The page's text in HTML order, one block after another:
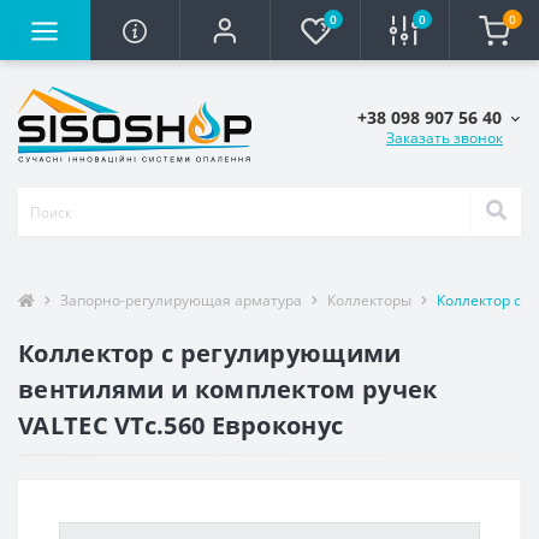
0 0 0
+38 098 907 56 40
Заказать звонок
Запорно-регулирующая арматура Коллекторы Коллектор с
Коллектор с регулирующими
вентилями и комплектом ручек
VALTEC VTc.560 Евроконус